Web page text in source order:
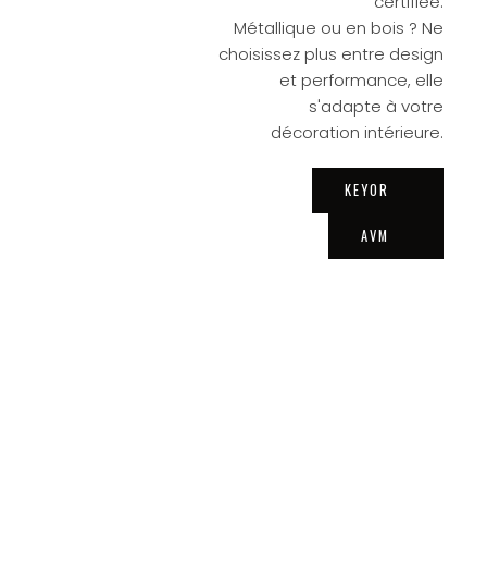
Métallique ou en bois ? Ne
choisissez plus entre design
et performance, elle
s'adapte à votre
décoration intérieure.
KEYOR
AVM